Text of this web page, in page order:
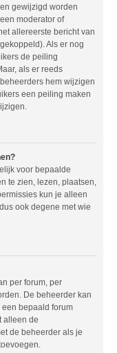
gewijzigd worden
moderator of
allereerste bericht van
Als er nog
de peiling
als er reeds
hem wijzigen
een peiling maken
voor bepaalde
te zien, lezen, plaatsen,
kun je alleen
ook degene met wie
per forum, per
De beheerder kan
bepaald forum
alleen de
de beheerder als je